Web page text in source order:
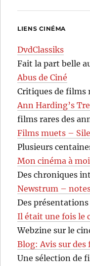
LIENS CINÉMA
DvdClassiks
Fait la part belle
Abus de Ciné
Critiques de films
Ann Harding’s
films rares des
Films muets –
Plusieurs
Mon cinéma à moi
Des chroniques
Newstrum –
Des
Il était une fois le
Webzine sur le
Blog: Avis sur des
Une sélection de